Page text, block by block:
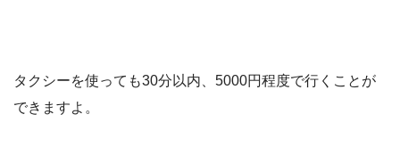
タクシーを使っても30分以内、5000円程度で行くことが
できますよ。